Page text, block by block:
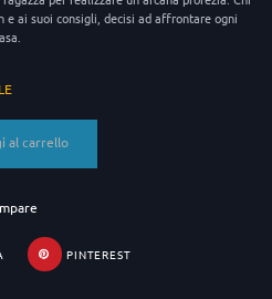
e ai suoi consigli, decisi ad affrontare ogni
al carrello
PINTEREST